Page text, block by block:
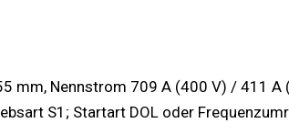
mm, Nennstrom 709 A (400 V) / 411
S1; Startart DOL oder